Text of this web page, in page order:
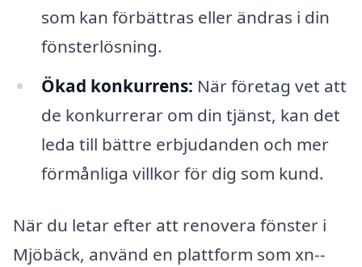
som kan förbättras eller ändras i din
fönsterlösning.
Ökad konkurrens: När företag vet att
de konkurrerar om din tjänst, kan det
leda till bättre erbjudanden och mer
förmånliga villkor för dig som kund.
När du letar efter att renovera fönster i
Mjöbäck, använd en plattform som xn--